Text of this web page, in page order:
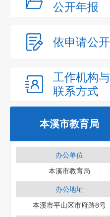
公开年报
依申请公开
工作机构与
联系方式
本溪市教育局
办公单位
本溪市教育局
办公地址
本溪市平山区市府路8号